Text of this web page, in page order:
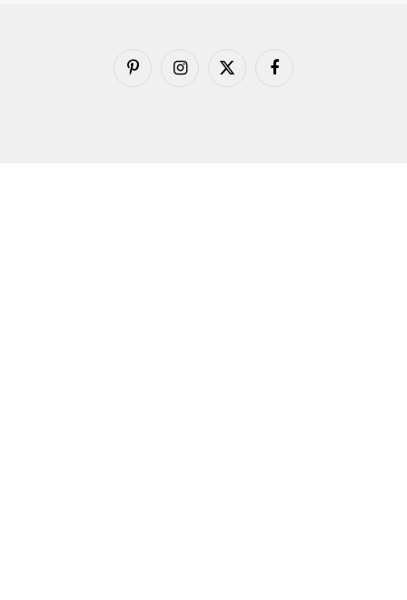
فيسبوك X
الانستغرامبينتيريست